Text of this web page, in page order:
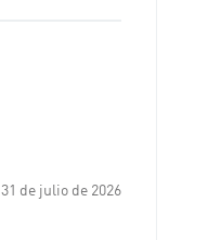
31 de julio de 2026